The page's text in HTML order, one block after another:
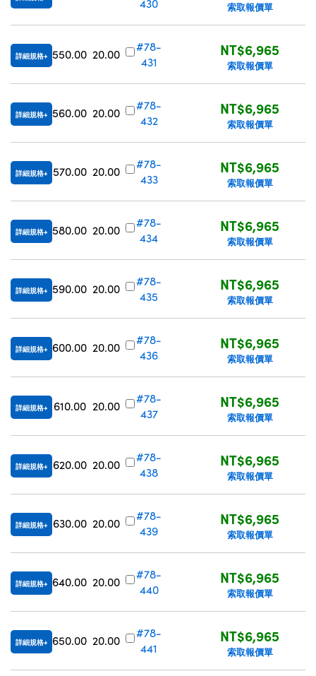
430 索取報價單
詳細規格 550.00 20.00
#78-
431
NT$6,965
索取報價單
詳細規格 560.00 20.00
#78-
432
NT$6,965
索取報價單
詳細規格 570.00 20.00
#78-
433
NT$6,965
索取報價單
詳細規格 580.00 20.00
#78-
434
NT$6,965
索取報價單
詳細規格 590.00 20.00
#78-
435
NT$6,965
索取報價單
詳細規格 600.00 20.00
#78-
436
NT$6,965
索取報價單
詳細規格 610.00 20.00
#78-
437
NT$6,965
索取報價單
詳細規格 620.00 20.00
#78-
438
NT$6,965
索取報價單
詳細規格 630.00 20.00
#78-
439
NT$6,965
索取報價單
詳細規格 640.00 20.00
#78-
440
NT$6,965
索取報價單
詳細規格 650.00 20.00
#78-
441
NT$6,965
索取報價單